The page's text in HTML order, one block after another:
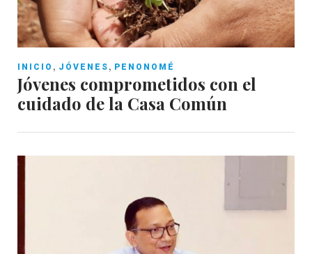
INICIO , JÓVENES , PENONOMÉ
Jóvenes comprometidos con el
cuidado de la Casa Común